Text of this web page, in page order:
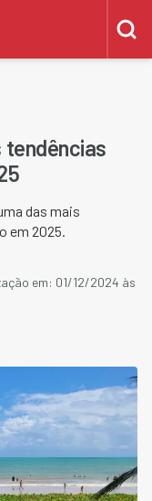
tendências
das mais
em 2025.
em: 01/12/2024 às